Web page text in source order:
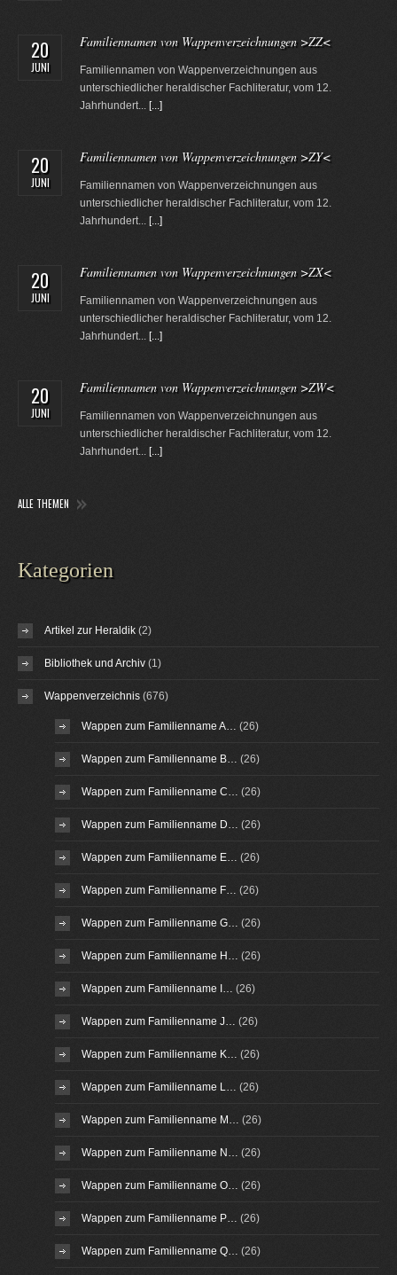
20
JUNI
Familiennamen von Wappenverzeichnungen >ZZ<
Familiennamen von Wappenverzeichnungen aus
unterschiedlicher heraldischer Fachliteratur, vom 12.
Jahrhundert... [...]
20
JUNI
Familiennamen von Wappenverzeichnungen >ZY<
Familiennamen von Wappenverzeichnungen aus
unterschiedlicher heraldischer Fachliteratur, vom 12.
Jahrhundert... [...]
20
JUNI
Familiennamen von Wappenverzeichnungen >ZX<
Familiennamen von Wappenverzeichnungen aus
unterschiedlicher heraldischer Fachliteratur, vom 12.
Jahrhundert... [...]
20
JUNI
Familiennamen von Wappenverzeichnungen >ZW<
Familiennamen von Wappenverzeichnungen aus
unterschiedlicher heraldischer Fachliteratur, vom 12.
Jahrhundert... [...]
ALLE THEMEN
Kategorien
Artikel zur Heraldik (2)
Bibliothek und Archiv (1)
Wappenverzeichnis (676)
Wappen zum Familienname A… (26)
Wappen zum Familienname B… (26)
Wappen zum Familienname C… (26)
Wappen zum Familienname D… (26)
Wappen zum Familienname E… (26)
Wappen zum Familienname F… (26)
Wappen zum Familienname G… (26)
Wappen zum Familienname H… (26)
Wappen zum Familienname I… (26)
Wappen zum Familienname J… (26)
Wappen zum Familienname K… (26)
Wappen zum Familienname L… (26)
Wappen zum Familienname M… (26)
Wappen zum Familienname N… (26)
Wappen zum Familienname O… (26)
Wappen zum Familienname P… (26)
Wappen zum Familienname Q… (26)